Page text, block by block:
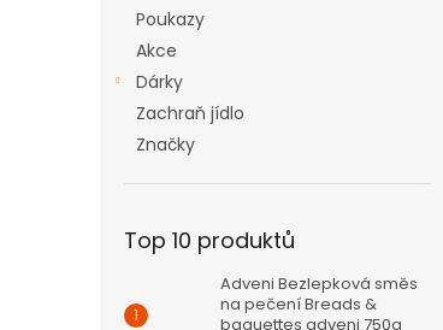
Poukazy
Akce
Dárky
Zachraň jídlo
Značky
Top 10 produktů
Adveni Bezlepková směs
na pečení Breads &
baguettes adveni 750g